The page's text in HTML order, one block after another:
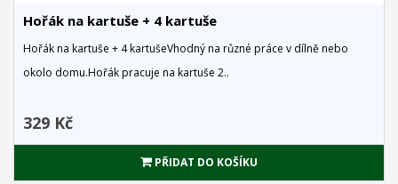
Hořák na kartuše + 4 kartuše
Hořák na kartuše + 4 kartušeVhodný na různé práce v dílně nebo
okolo domu.Hořák pracuje na kartuše 2..
329 Kč
PŘIDAT DO KOŠÍKU